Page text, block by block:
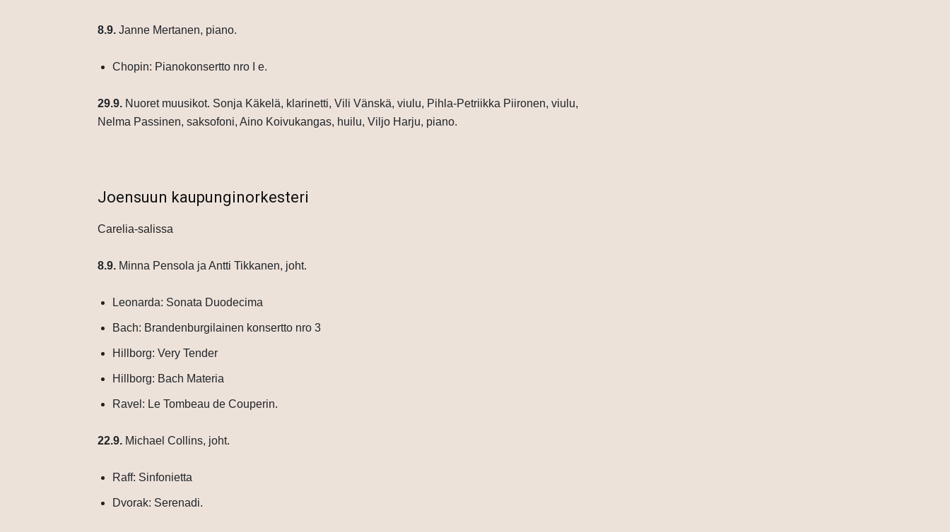
8.9. Janne Mertanen, piano.
Chopin: Pianokonsertto nro I e.
29.9. Nuoret muusikot. Sonja Käkelä, klarinetti, Vili Vänskä, viulu, Pihla-Petriikka Piironen, viulu,
Nelma Passinen, saksofoni, Aino Koivukangas, huilu, Viljo Harju, piano.
Joensuun kaupunginorkesteri
Carelia-salissa
8.9. Minna Pensola ja Antti Tikkanen, joht.
Leonarda: Sonata Duodecima
Bach: Brandenburgilainen konsertto nro 3
Hillborg: Very Tender
Hillborg: Bach Materia
Ravel: Le Tombeau de Couperin.
22.9. Michael Collins, joht.
Raff: Sinfonietta
Dvorak: Serenadi.